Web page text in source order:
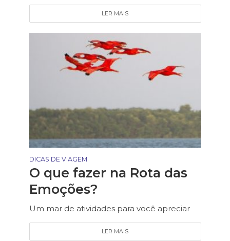
LER MAIS
DICAS DE VIAGEM
O que fazer na Rota das
Emoções?
Um mar de atividades para você apreciar
LER MAIS